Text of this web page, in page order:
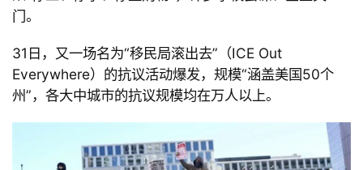
页
门。
31 日，又一场名为“移民局滚出去”（ICE Out
Everywhere）的抗议活动爆发，规模“涵盖美国50个
州”，各大中城市的抗议规模均在万人以上。